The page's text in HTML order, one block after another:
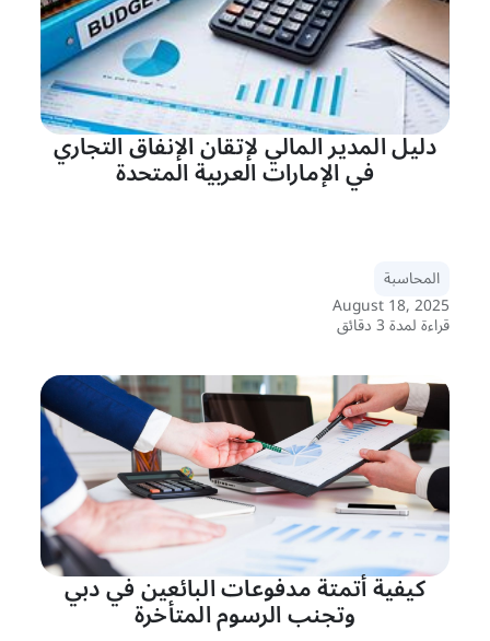
دليل المدير المالي لإتقان الإنفاق التجاري
في الإمارات العربية المتحدة
المحاسبة
August 18, 2025
قراءة لمدة 3 دقائق
كيفية أتمتة مدفوعات البائعين في دبي
وتجنب الرسوم المتأخرة